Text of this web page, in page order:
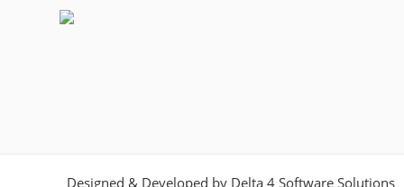
Designed & Developed by Delta 4 Software Solutions